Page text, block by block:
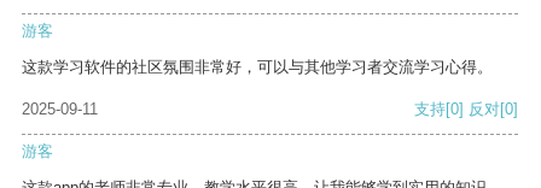
游客
这款学习软件的社区氛围非常好，可以与其他学习者交流学习心得。
2025-09-11 支持[0] 反对[0]
游客